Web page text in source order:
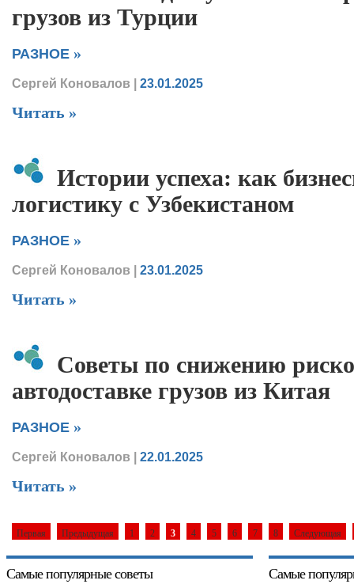
грузов из Турции
РАЗНОЕ »
Сергей Коновалов | 23.01.2025
Читать »
Истории успеха: как
логистику с Узбекистаном
РАЗНОЕ »
Сергей Коновалов | 23.01.2025
Читать »
Советы по снижению
автодоставке грузов из Китая
РАЗНОЕ »
Сергей Коновалов | 22.01.2025
Читать »
Первая Предыдущая 1 2 3 4 5 6 7 8 Следующая
Самые популярные советы Самые